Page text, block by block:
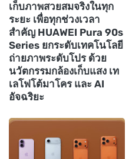
เก็บภาพสวยสมจริงในทุก
ระยะ เพื่อทุกช่วงเวลา
สำคัญ HUAWEI Pura 90s
Series ยกระดับเทคโนโลยี
ถ่ายภาพระดับโปร ด้วย
นวัตกรรมกล้องเก็บแสง เท
เลโฟโต้มาโคร และ AI
อัจฉริยะ